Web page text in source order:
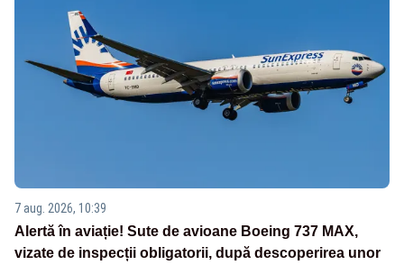
7 aug. 2026, 10:39
Alertă în aviație! Sute de avioane Boeing 737 MAX,
vizate de inspecții obligatorii, după descoperirea unor